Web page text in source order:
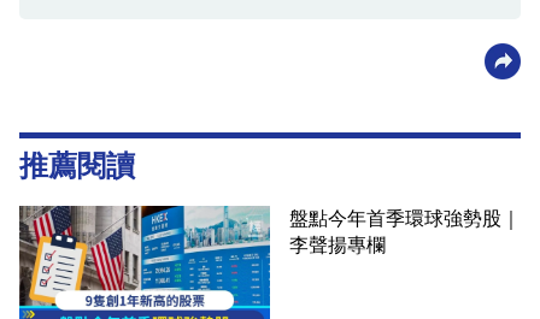
推薦閱讀
盤點今年首季環球強勢股｜
李聲揚專欄